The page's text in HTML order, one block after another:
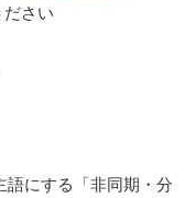
さい
にする「非同期・分